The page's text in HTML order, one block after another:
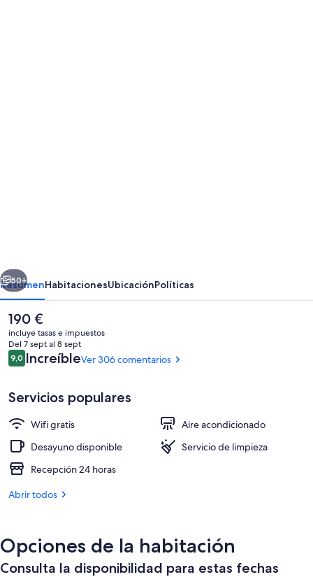
Habitación doble superior, terraza |
Siguiente
50+
ResumenHabitacionesUbicaciónPolíticas
El
precio
actual
es
de
190 €
incluye tasas e impuestos
Del 7 sept al 8 sept
Comentarios
9,09,0 de 10
IncreíbleVer 306 comentarios
Servicios populares
Wifi gratis
Aire acondicionado
Desayuno disponible
Servicio de limpieza
Recepción 24 horas
Abrir todos
Opciones de la habitación
Consulta la disponibilidad para estas fechas